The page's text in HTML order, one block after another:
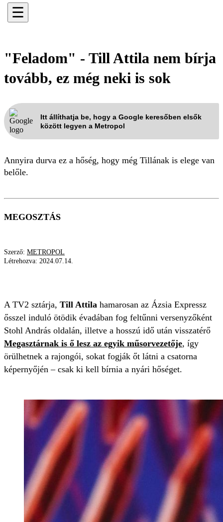
☰
"Feladom" - Till Attila nem bírja
tovább, ez még neki is sok
Itt állíthatja be, hogy a Google keresőben elsők
között legyen a Metropol
Annyira durva ez a hőség, hogy még Tillának is elege van
belőle.
MEGOSZTÁS
Szerző: METROPOL
Létrehozva: 2024.07.14.
A TV2 sztárja, Till Attila hamarosan az Ázsia Expressz
ősszel induló ötödik évadában fog feltűnni versenyzőként
Stohl András oldalán, illetve a hosszú idő után visszatérő
Megasztárnak is ő lesz az egyik műsorvezetője, így
örülhetnek a rajongói, sokat fogják őt látni a csatorna
képernyőjén – csak ki kell bírnia a nyári hőséget.